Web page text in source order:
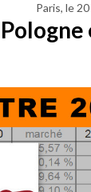
Paris, le